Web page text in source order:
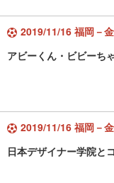
2019/11/16 福岡－
アビーくん・ビビーち
2019/11/16 福岡－
日本デザイナー学院と